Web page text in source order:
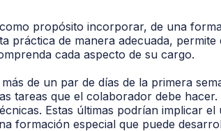
propósito incorporar, de una
práctica de manera adecuada,
cada aspecto de su cargo.
de un par de días de la primera
tareas que el colaborador debe
Estas últimas podrían implicar el
formación especial que puede